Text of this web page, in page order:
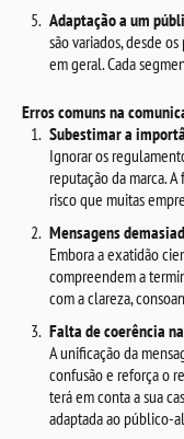
Adaptação a um
são variados, desde
em geral. Cada
Erros comuns na
Subestimar a
Ignorar os
reputação da marca.
risco que muitas
Mensagens
Embora a exatidão
compreendem a
com a clareza,
Falta de coerência
A unificação da
confusão e reforça o
terá em conta a sua
adaptada ao público-